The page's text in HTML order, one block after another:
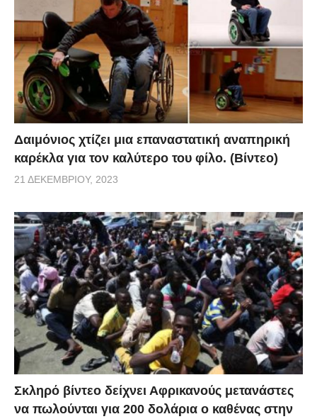
Δαιμόνιος χτίζει μια επαναστατική αναπηρική
καρέκλα για τον καλύτερο του φίλο. (Βίντεο)
21 ΔΕΚΕΜΒΡΊΟΥ, 2023
Σκληρό βίντεο δείχνει Αφρικανούς μετανάστες
να πωλούνται για 200 δολάρια ο καθένας στην